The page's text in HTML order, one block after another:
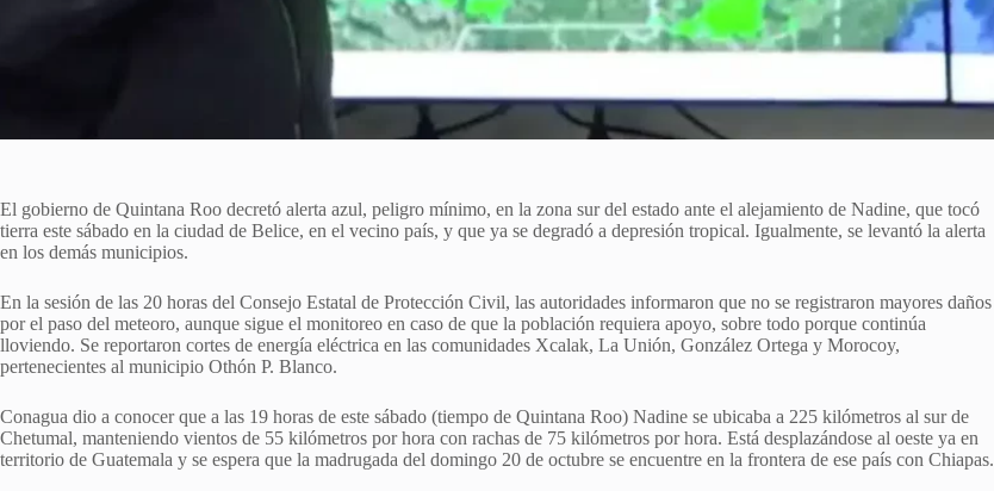
El gobierno de Quintana Roo decretó alerta azul, peligro mínimo, en la zona sur del estado ante el alejamiento de Nadine, que tocó
tierra este sábado en la ciudad de Belice, en el vecino país, y que ya se degradó a depresión tropical. Igualmente, se levantó la alerta
en los demás municipios.
En la sesión de las 20 horas del Consejo Estatal de Protección Civil, las autoridades informaron que no se registraron mayores daños
por el paso del meteoro, aunque sigue el monitoreo en caso de que la población requiera apoyo, sobre todo porque continúa
lloviendo. Se reportaron cortes de energía eléctrica en las comunidades Xcalak, La Unión, González Ortega y Morocoy,
pertenecientes al municipio Othón P. Blanco.
Conagua dio a conocer que a las 19 horas de este sábado (tiempo de Quintana Roo) Nadine se ubicaba a 225 kilómetros al sur de
Chetumal, manteniendo vientos de 55 kilómetros por hora con rachas de 75 kilómetros por hora. Está desplazándose al oeste ya en
territorio de Guatemala y se espera que la madrugada del domingo 20 de octubre se encuentre en la frontera de ese país con Chiapas.